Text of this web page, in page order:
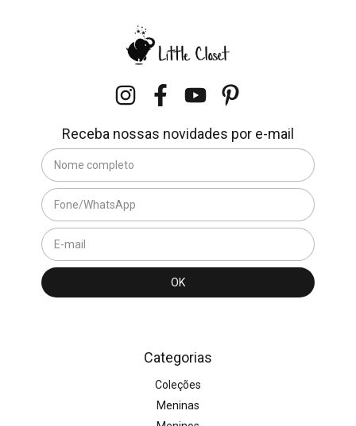
Receba nossas novidades por e-mail
Categorias
Coleções
Meninas